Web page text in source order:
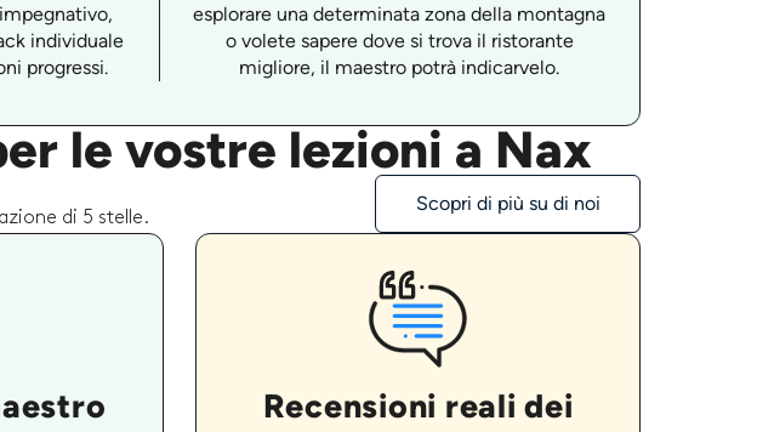
individuale
progressi.
esplorare una determinata zona della montagna
o volete sapere dove si trova il ristorante
migliore, il maestro potrà indicarvelo.
le vostre lezioni a Nax
di 5 stelle.
Scopri di più su di noi
Recensioni reali dei